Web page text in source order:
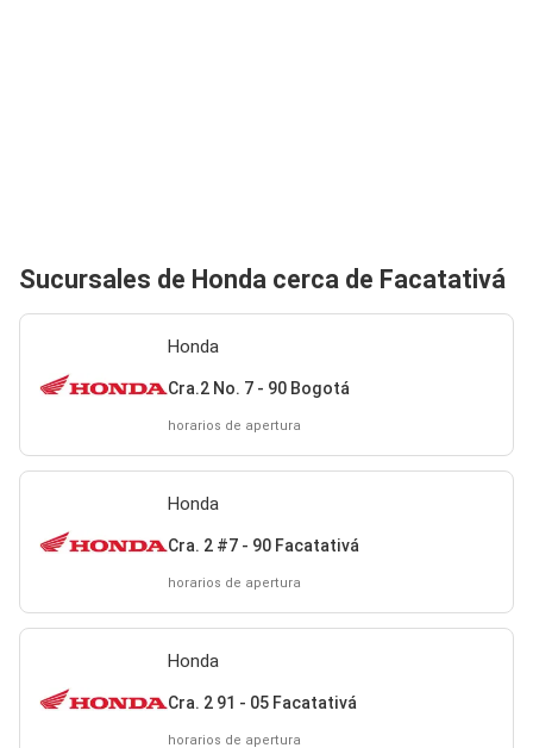
Sucursales de Honda cerca de Facatativá
Honda
Cra.2 No. 7 - 90 Bogotá
horarios de apertura
Honda
Cra. 2 #7 - 90 Facatativá
horarios de apertura
Honda
Cra. 2 91 - 05 Facatativá
horarios de apertura